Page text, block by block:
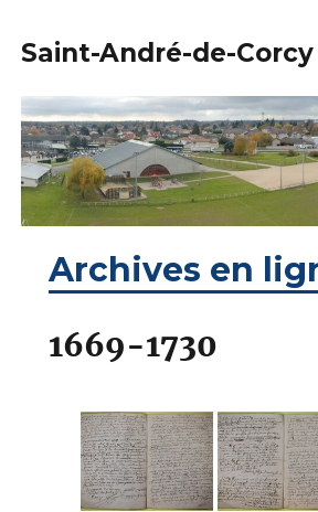
Saint-André-de-Corcy
Archives en
1669-1730